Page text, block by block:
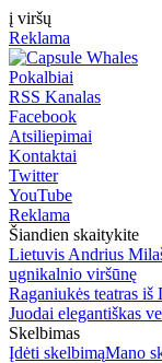
į viršų
Reklama
Pokalbiai
RSS Kanalas
Facebook
Atsiliepimai
Kontaktai
Twitter
YouTube
Reklama
Šiandien skaitykite
Lietuvis Andrius
ugnikalnio viršūnę
Raganiukės teatras
Juodai elegantiškas
Skelbimas
Įdėti skelbimąMano